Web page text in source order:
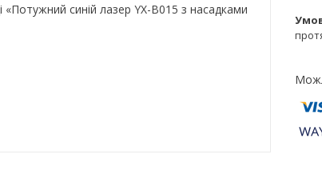
синій лазер YX-B015 з насадками